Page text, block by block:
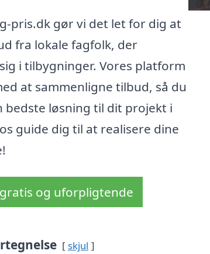
pris.dk gør vi det let for dig at
fra lokale fagfolk, der
i tilbygninger. Vores platform
at sammenligne tilbud, så du
bedste løsning til dit projekt i
guide dig til at realisere dine
og uforpligtende
skjul